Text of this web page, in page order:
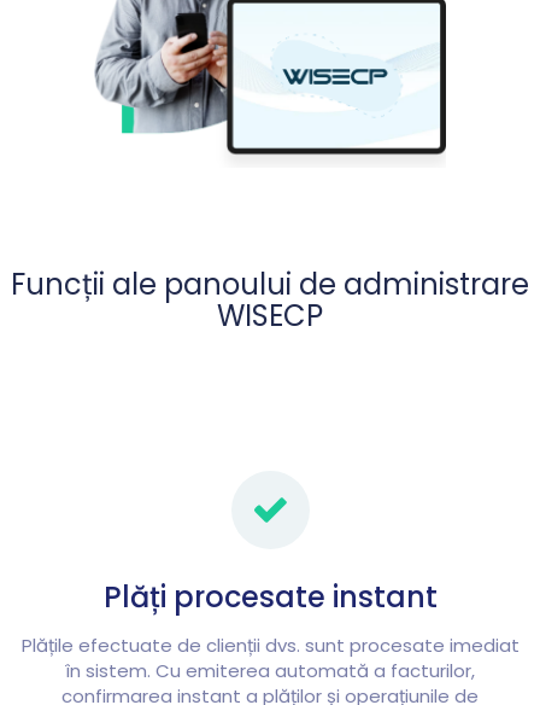
Funcții ale panoului de administrare
WISECP
Plăți procesate instant
Plățile efectuate de clienții dvs. sunt procesate imediat
în sistem. Cu emiterea automată a facturilor,
confirmarea instant a plăților și operațiunile de